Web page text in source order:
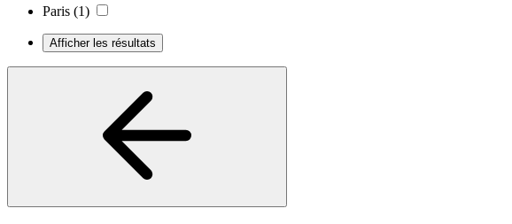
Paris (1)
Afficher les résultats